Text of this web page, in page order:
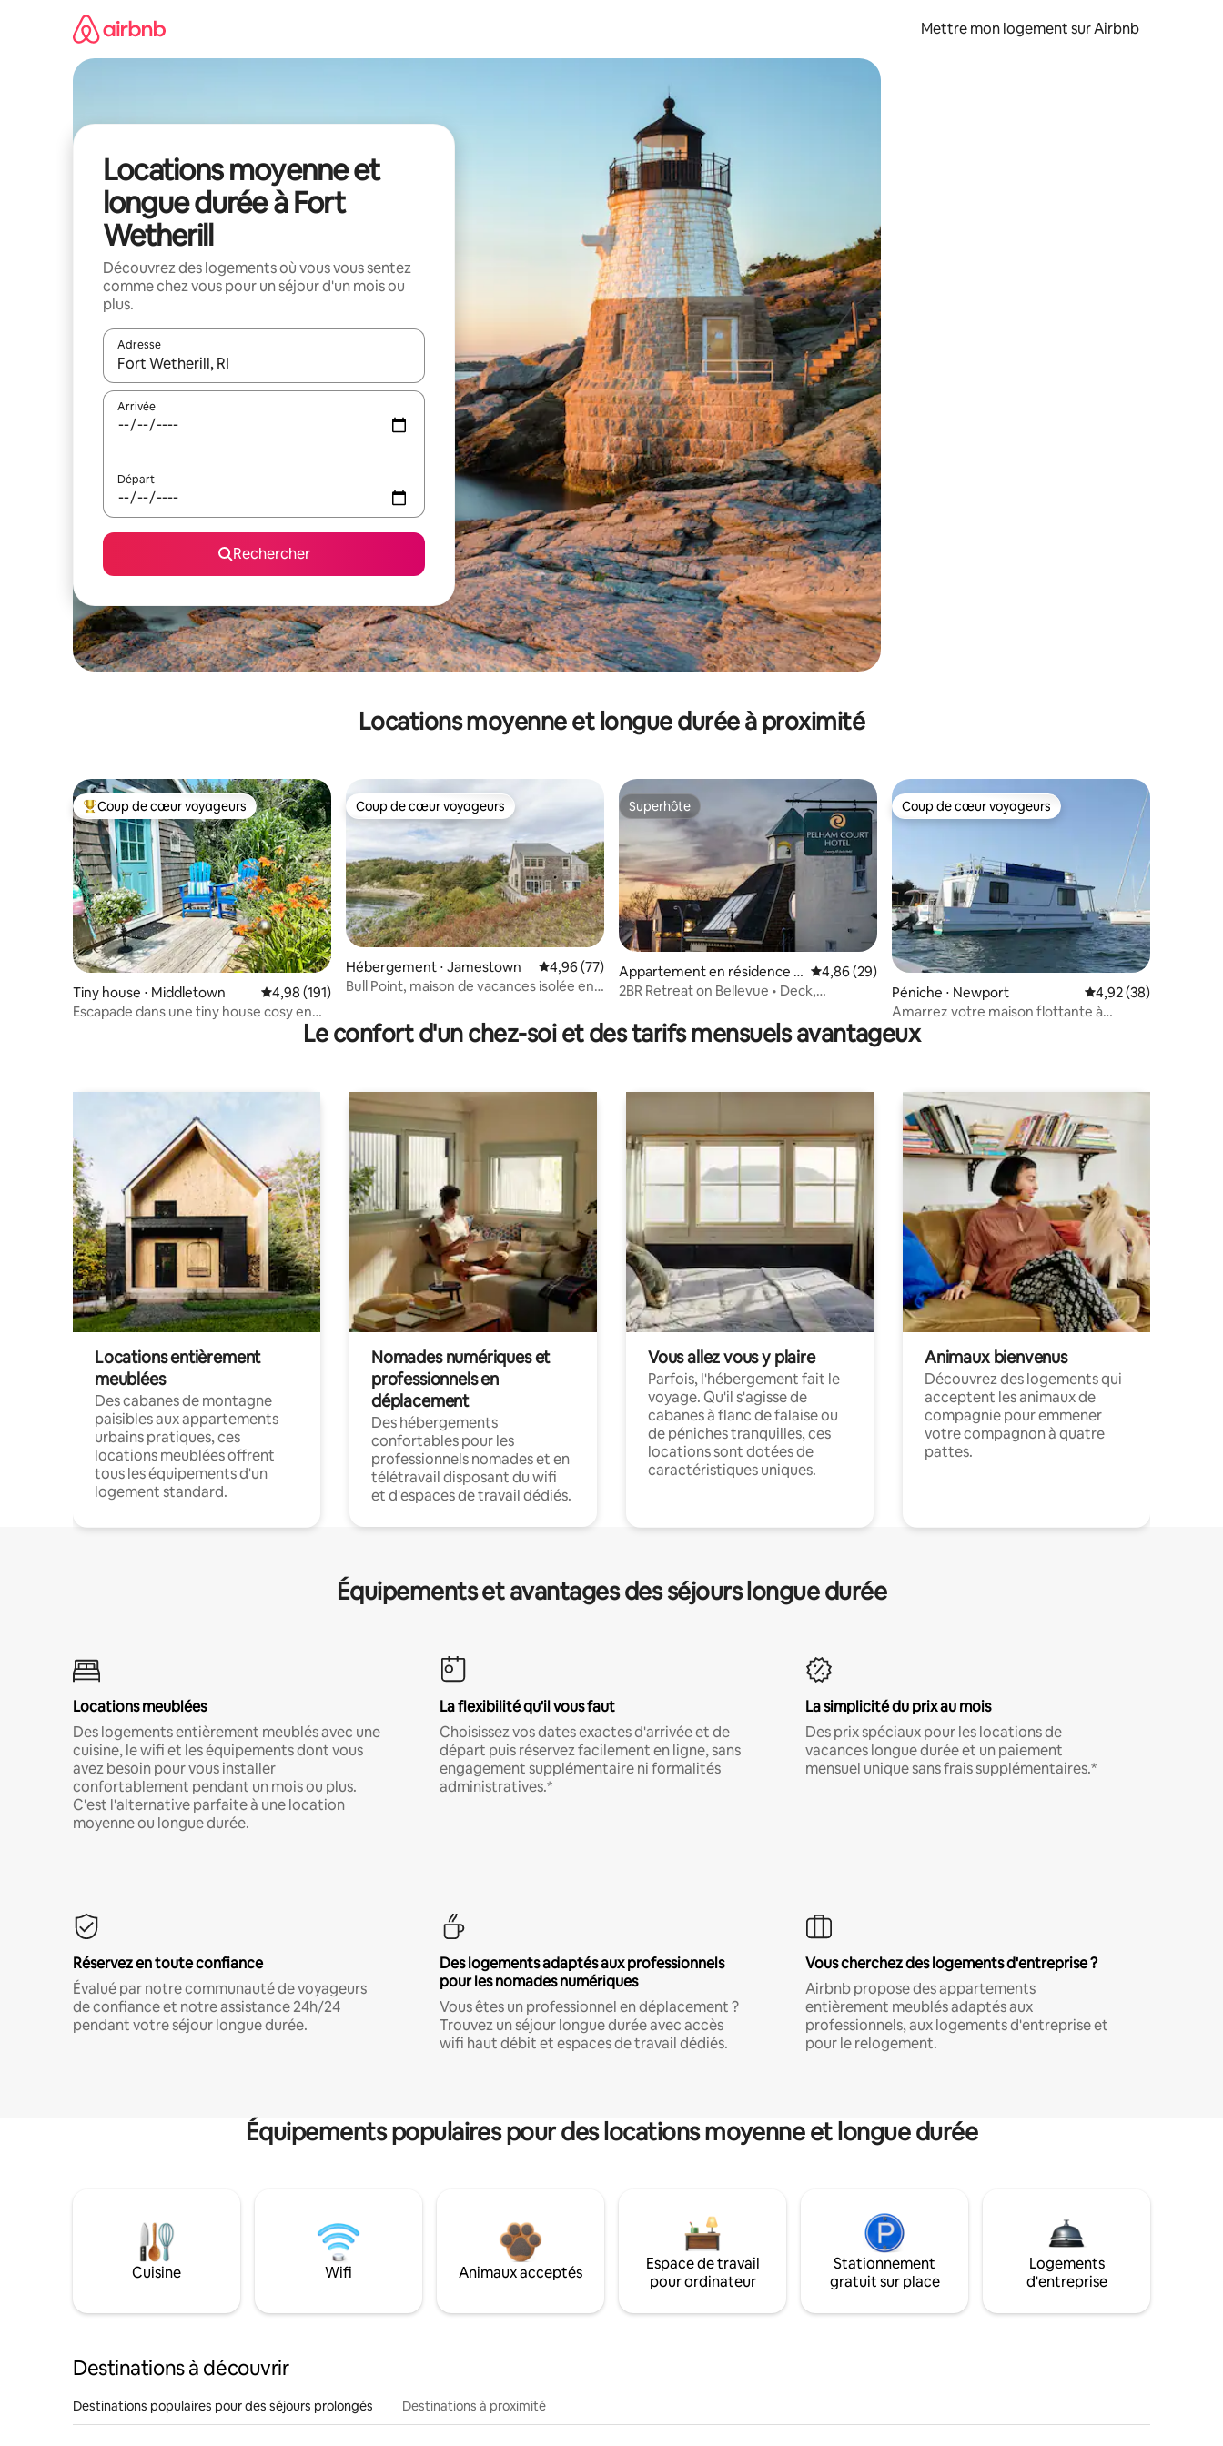
Mettre mon logement sur Airbnb
Locations moyenne et
longue durée à Fort
Wetherill
Découvrez des logements où vous vous sentez
comme chez vous pour un séjour d'un mois ou
plus.
Adresse
Lorsque les résultats s'affichent, utilisez les flèches vers le haut et vers le bas pour les parcourir ou en appuyant et en faisant glisser.
Arrivée
Départ
Rechercher
Locations moyenne et longue durée à proximité
Coups de cœur voyageurs les plus appréciés
Coup de cœur voyageurs
Tiny house ⋅ Middletown Évaluation moyenne sur la base de 191 commentaires : 4,98 sur 5
4,98 (191)
Escapade dans une tiny house cosy en
Coup de cœur voyageurs
Coup de cœur voyageurs
Hébergement ⋅ Jamestown Évaluation moyenne sur la base de 77 commentaires : 4,96 sur 5
4,96 (77)
Bull Point, maison de vacances isolée en
Superhôte
Superhôte
Appartement en résidence ⋅
Newport
Évaluation moyenne sur la base de 29 commentaires : 4,86 sur 5
4,86 (29)
2BR Retreat on Bellevue • Deck,
Coup de cœur voyageurs
Coup de cœur voyageurs
Péniche ⋅ Newport Évaluation moyenne
4,92 (38)
Amarrez votre maison flottante à
Newport !
Le confort d'un chez-soi et des tarifs mensuels avantageux
Locations entièrement
meublées
Des cabanes de montagne
paisibles aux appartements
urbains pratiques, ces
locations meublées offrent
tous les équipements d'un
logement standard.
Nomades numériques et
professionnels en
déplacement
Des hébergements
confortables pour les
professionnels nomades et en
télétravail disposant du wifi
et d'espaces de travail dédiés.
Vous allez vous y plaire
Parfois, l'hébergement fait le
voyage. Qu'il s'agisse de
cabanes à flanc de falaise ou
de péniches tranquilles, ces
locations sont dotées de
caractéristiques uniques.
Animaux bienvenus
Découvrez des logements qui
acceptent les animaux de
compagnie pour emmener
votre compagnon à quatre
pattes.
Équipements et avantages des séjours longue durée
Locations meublées
Des logements entièrement meublés avec une
cuisine, le wifi et les équipements dont vous
avez besoin pour vous installer
confortablement pendant un mois ou plus.
C'est l'alternative parfaite à une location
moyenne ou longue durée.
La flexibilité qu'il vous faut
Choisissez vos dates exactes d'arrivée et de
départ puis réservez facilement en ligne, sans
engagement supplémentaire ni formalités
administratives.*
La simplicité du prix au mois
Des prix spéciaux pour les locations de
vacances longue durée et un paiement
mensuel unique sans frais supplémentaires.*
Réservez en toute confiance
Évalué par notre communauté de voyageurs
de confiance et notre assistance 24h/24
pendant votre séjour longue durée.
Des logements adaptés aux professionnels
pour les nomades numériques
Vous êtes un professionnel en déplacement ?
Trouvez un séjour longue durée avec accès
wifi haut débit et espaces de travail dédiés.
Vous cherchez des logements d'entreprise ?
Airbnb propose des appartements
entièrement meublés adaptés aux
professionnels, aux logements d'entreprise et
pour le relogement.
Équipements populaires pour des locations moyenne et longue durée
Cuisine Wifi Animaux acceptés
Espace de travail
pour ordinateur
Stationnement
gratuit sur place
Logements
d'entreprise
Destinations à découvrir
Destinations populaires pour des séjours prolongés Destinations à proximité